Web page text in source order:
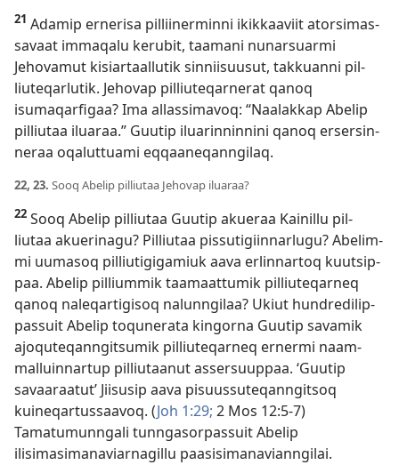
21 Adamip er­nerisa pil­liinermin­ni ikik­kaaviit atorsimas­
savaat im­maqalu kerubit, taamani nunarsuarmi
Jehovamut kisiar­taal­lutik sin­niisuusut, tak­kuan­ni pil­
liuteqarlutik. Jehovap pil­liuteqar­nerat qanoq
isumaqarfigaa? Ima al­las­simavoq: “Naalak­kap Abelip
pil­liutaa iluaraa.” Guutip iluarin­nin­nini qanoq ersersin­
neraa oqalut­tuami eq­qaaneqan­ngilaq.
22, 23. Sooq Abelip pil­liutaa Jehovap iluaraa?
22 Sooq Abelip pil­liutaa Guutip akueraa Kainil­lu pil­
liutaa akuerinagu? Pil­liutaa pis­sutigiin­narlugu? Abelim­
mi uumasoq pil­liutigigamiuk aava erlin­nar­toq kuutsip­
paa. Abelip pil­lium­mik taamaat­tumik pil­liuteqar­neq
qanoq naleqar­tigisoq nalun­ngilaa? Ukiut hundredilip­
pas­suit Abelip toqunerata kingor­na Guutip savamik
ajoquteqan­ngitsumik pil­liuteqar­neq er­nermi naam­
mal­luin­nar­tup pil­liutaanut as­sersuup­paa. ‘Guutip
savaaraatut’ Jiisusip aava pisuus­suteqan­ngitsoq
kuineqar­tus­saavoq. (Joh 1:29; 2 Mos 12:5-7)
Tamatumun­ngali tun­ngasor­pas­suit Abelip
ilisimasimanaviar­nagil­lu paasisimanavian­ngilai.